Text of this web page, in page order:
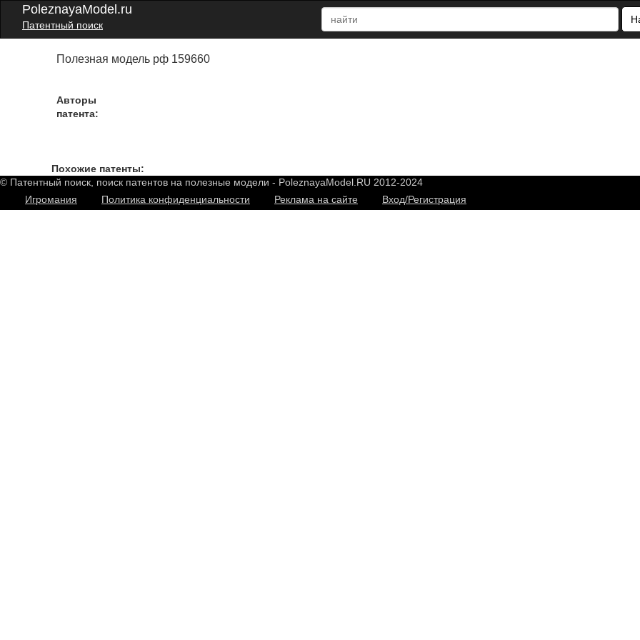
PoleznayaModel.ru
Патентный поиск
Полезная модель рф 159660
Авторы
патента:
Похожие патенты:
© Патентный поиск, поиск патентов на полезные модели - PoleznayaModel.RU 2012-2024
Игромания
Политика конфиденциальности Реклама на сайте Вход/Регистрация